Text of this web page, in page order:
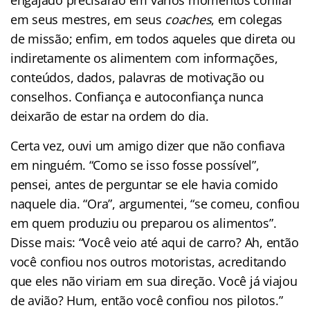
em seus mestres, em seus coaches, em colegas
de missão; enfim, em todos aqueles que direta ou
indiretamente os alimentem com informações,
conteúdos, dados, palavras de motivação ou
conselhos. Confiança e autoconfiança nunca
deixarão de estar na ordem do dia.
Certa vez, ouvi um amigo dizer que não confiava
em ninguém. “Como se isso fosse possível”,
pensei, antes de perguntar se ele havia comido
naquele dia. “Ora”, argumentei, “se comeu, confiou
em quem produziu ou preparou os alimentos”.
Disse mais: “Você veio até aqui de carro? Ah, então
você confiou nos outros motoristas, acreditando
que eles não viriam em sua direção. Você já viajou
de avião? Hum, então você confiou nos pilotos.”